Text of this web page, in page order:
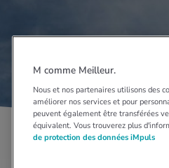
M comme Meilleur.
Nous et nos partenaires utilisons des
améliorer nos services et pour
peuvent également être transférées
équivalent. Vous trouverez plus
de protection des données iMpuls